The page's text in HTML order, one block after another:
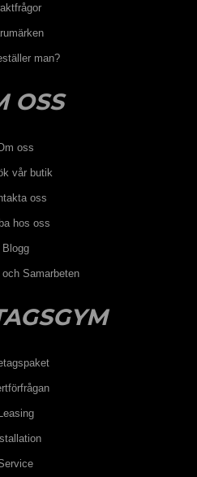
man?
OSS
oss
vår butik
oss
hos oss
Blogg
Samarbeten
Leasing